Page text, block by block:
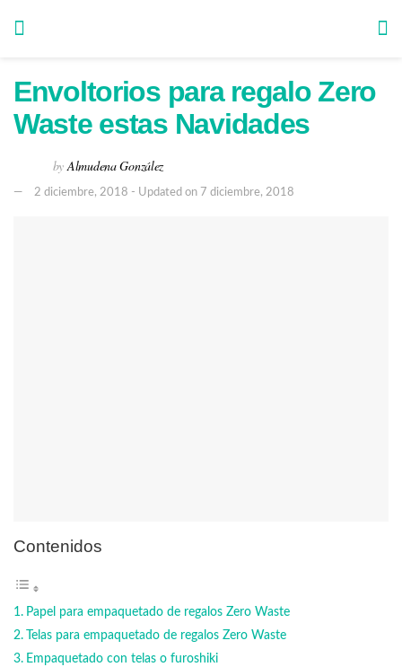
Envoltorios para regalo Zero
Waste estas Navidades
by Almudena González
2 diciembre, 2018 - Updated on 7 diciembre, 2018
Contenidos
Papel para empaquetado de regalos Zero Waste
Telas para empaquetado de regalos Zero Waste
Empaquetado con telas o furoshiki